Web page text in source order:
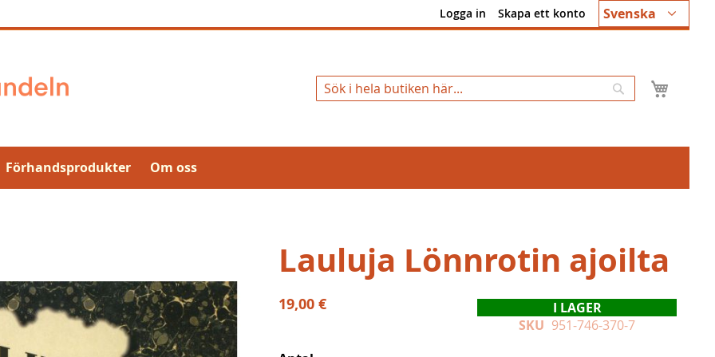
Språk
Svenska
Logga in Skapa ett konto
Sök
Förhandsprodukter Om oss
Lauluja Lönnrotin ajoilta
19,00 €
I LAGER
SKU 951-746-370-7